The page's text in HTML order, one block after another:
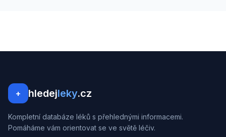
+ hledejleky.cz
Kompletní databáze léků s přehlednými informacemi.
Pomáháme vám orientovat se ve světě léčiv.